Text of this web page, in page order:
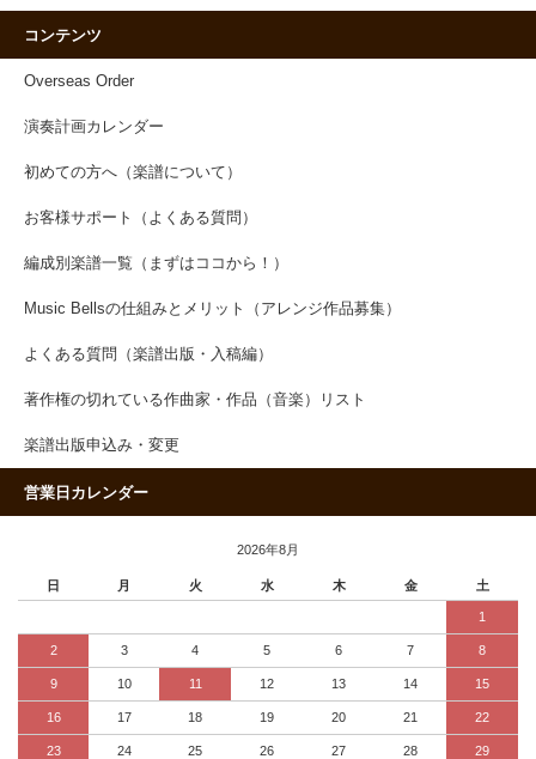
コンテンツ
Overseas Order
演奏計画カレンダー
初めての方へ（楽譜について）
お客様サポート（よくある質問）
編成別楽譜一覧（まずはココから！）
Music Bellsの仕組みとメリット（アレンジ作品募集）
よくある質問（楽譜出版・入稿編）
著作権の切れている作曲家・作品（音楽）リスト
楽譜出版申込み・変更
営業日カレンダー
2026年8月
日 月 火 水 木 金 土
1
2 3 4 5 6 7 8
9 10 11 12 13 14 15
16 17 18 19 20 21 22
23 24 25 26 27 28 29